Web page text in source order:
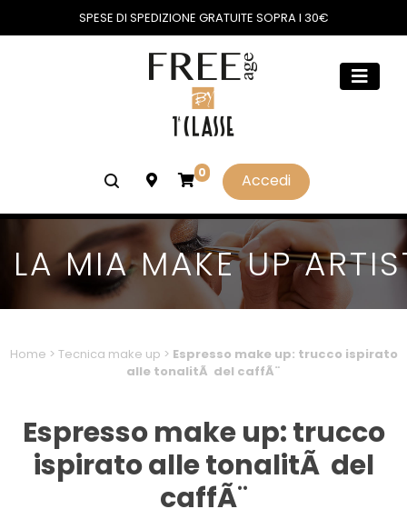
SPESE DI SPEDIZIONE GRATUITE SOPRA I 30€
0 Accedi
LA MIA MAKE UP
Home > Tecnica make up > Espresso make up: trucco ispirato
alle tonalitÃ del caffÃ¨
Espresso make up: trucco
ispirato alle tonalitÃ del
caffÃ¨